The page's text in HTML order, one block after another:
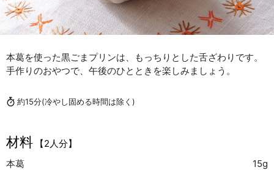
本葛を使った黒ごまプリンは、もっちりとした舌ざわりです。
手作りのおやつで、午後のひとときを楽しみましょう。
約15分(冷やし固める時間は除く)
材料
【2人分】
本葛
15g